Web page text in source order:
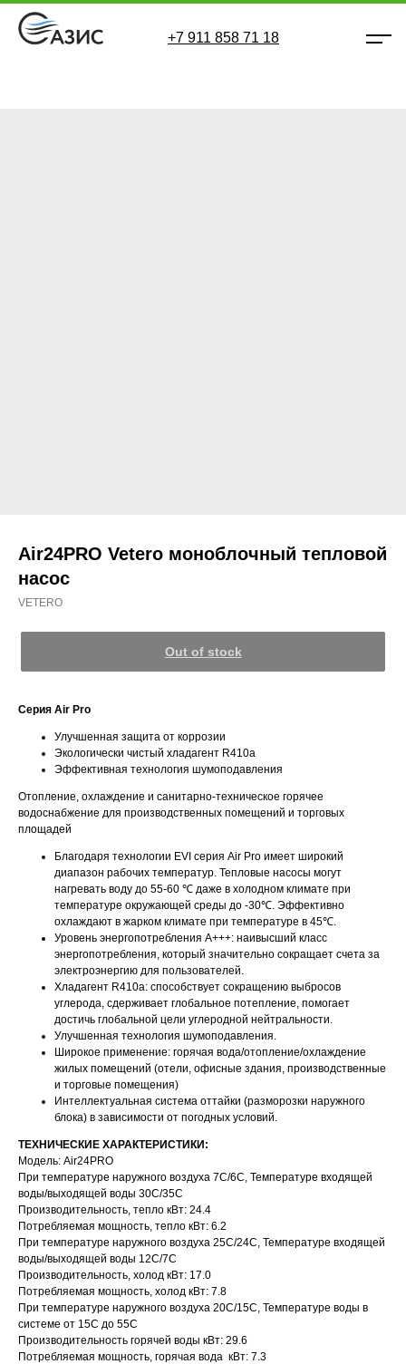
+7 911 858 71 18
Air24PRO Vetero моноблочный тепловой
насос
VETERO
Out of stock
Cерия Air Pro
Улучшенная защита от коррозии
Экологически чистый хладагент R410а
Эффективная технология шумоподавления
Отопление, охлаждение и санитарно-техническое горячее
водоснабжение для производственных помещений и торговых
площадей
Благодаря технологии EVI серия Air Pro имеет широкий
диапазон рабочих температур. Тепловые насосы могут
нагревать воду до 55-60 ℃ даже в холодном климате при
температуре окружающей среды до -30℃. Эффективно
охлаждают в жарком климате при температуре в 45℃.
Уровень энергопотребления A+++: наивысший класс
энергопотребления, который значительно сокращает счета за
электроэнергию для пользователей.
Хладагент R410а: способствует сокращению выбросов
углерода, сдерживает глобальное потепление, помогает
достичь глобальной цели углеродной нейтральности.
Улучшенная технология шумоподавления.
Широкое применение: горячая вода/отопление/охлаждение
жилых помещений (отели, офисные здания, производственные
и торговые помещения)
Интеллектуальная система оттайки (разморозки наружного
блока) в зависимости от погодных условий.
ТЕХНИЧЕСКИЕ ХАРАКТЕРИСТИКИ:
Модель: Air24PRO
При температуре наружного воздуха 7С/6С, Температуре входящей
воды/выходящей воды 30С/35С
Производительность, тепло кВт: 24.4
Потребляемая мощность, тепло кВт: 6.2
При температуре наружного воздуха 25С/24С, Температуре входящей
воды/выходящей воды 12С/7С
Производительность, холод кВт: 17.0
Потребляемая мощность, холод кВт: 7.8
При температуре наружного воздуха 20С/15С, Температуре воды в
системе от 15С до 55С
Производительность горячей воды кВт: 29.6
Потребляемая мощность, горячая вода кВт: 7.3